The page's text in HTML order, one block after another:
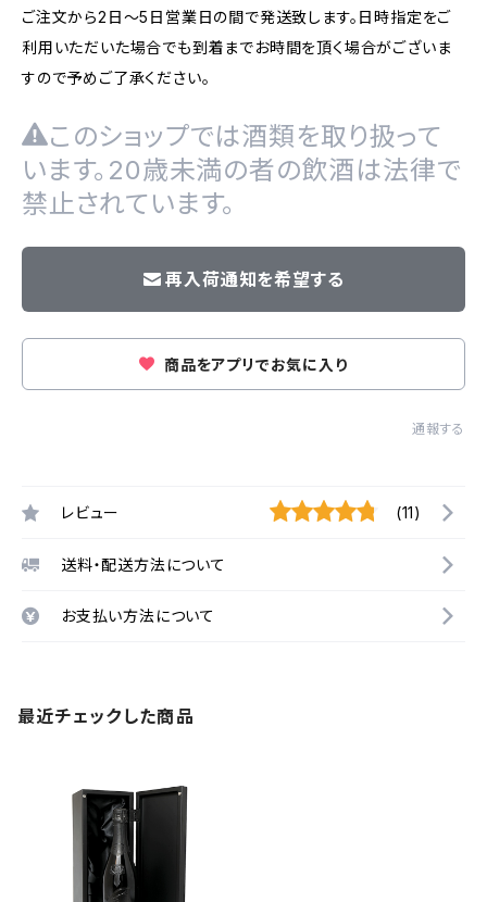
ご注文から2日～5日営業日の間で発送致します。日時指定をご
利用いただいた場合でも到着までお時間を頂く場合がございま
すので予めご了承ください。
このショップでは酒類を取り扱って
います。20歳未満の者の飲酒は法律で
禁止されています。
再入荷通知を希望する
商品をアプリでお気に入り
通報する
レビュー (11)
送料・配送方法について
お支払い方法について
最近チェックした商品